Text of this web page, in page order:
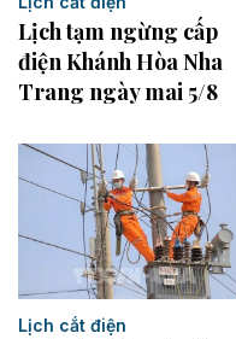
Lịch tạm ngừng cấp
điện Khánh Hòa Nha
Trang ngày mai 5/8
Lịch cắt điện